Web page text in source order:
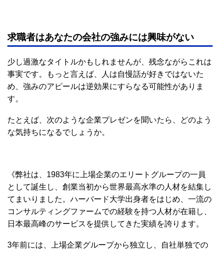
求職者はあなたの会社の強みには興味がない
少し過激なタイトルかもしれませんが、残念ながらこれは
事実です。もっと言えば、人は自慢話が好きではないた
め、強みのアピールは逆効果にすらなる可能性がありま
す。
たとえば、次のような企業プレゼンを聞いたら、どのよう
な気持ちになるでしょうか。
《弊社は、1983年に上場企業のエリートグループの一員
として誕生し、創業当初から世界最高水準の人材を結集し
てまいりました。ハーバード大学出身者をはじめ、一流の
コンサルティングファームでの経験を持つ人材が在籍し、
日本最高峰のサービスを提供してきた実績を誇ります。
3年前には、上場企業グループから独立し、自社単独での